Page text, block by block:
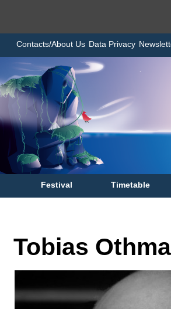
Contacts/About Us Data Privacy
Festival Timetable
Tobias